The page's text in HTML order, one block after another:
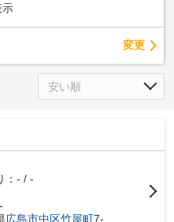
示
変更
：- / -
広島市中区竹屋町7-